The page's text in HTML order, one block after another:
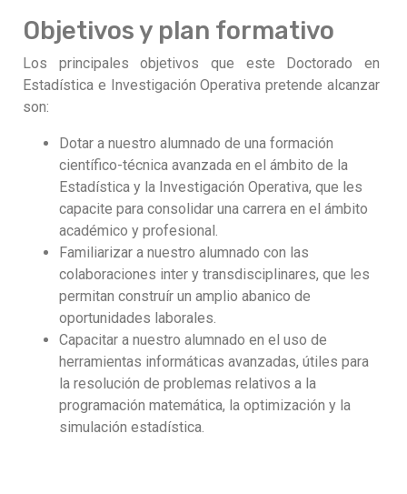
Objetivos y plan formativo
Los principales objetivos que este Doctorado en
Estadística e Investigación Operativa pretende alcanzar
son:
Dotar a nuestro alumnado de una formación
científico-técnica avanzada en el ámbito de la
Estadística y la Investigación Operativa, que les
capacite para consolidar una carrera en el ámbito
académico y profesional.
Familiarizar a nuestro alumnado con las
colaboraciones inter y transdisciplinares, que les
permitan construír un amplio abanico de
oportunidades laborales.
Capacitar a nuestro alumnado en el uso de
herramientas informáticas avanzadas, útiles para
la resolución de problemas relativos a la
programación matemática, la optimización y la
simulación estadística.